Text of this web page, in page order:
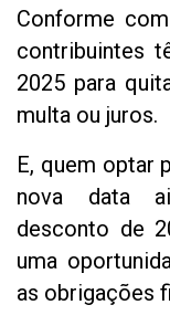
Conforme
contribuintes
2025 para
multa ou juros.
E, quem optar
nova data
desconto de
uma
as obrigações